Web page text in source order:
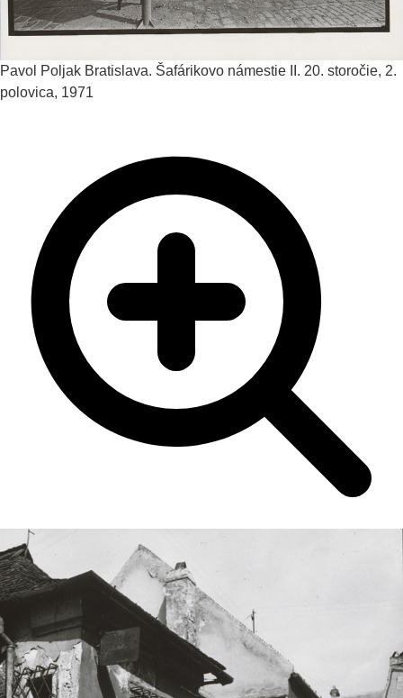
Pavol Poljak Bratislava. Šafárikovo námestie II. 20. storočie, 2.
polovica, 1971